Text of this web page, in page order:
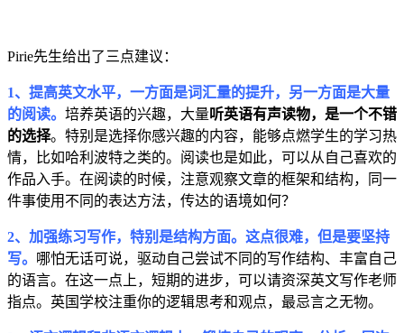
Pirie先生给出了三点建议：
1、 提高英文水平，一方面是词汇量的提升，另一方面是大量
的阅读。 培养英语的兴趣，大量听英语有声读物，是一个不错
的选择。特别是选择你感兴趣的内容，能够点燃学生的学习热
情，比如哈利波特之类的。阅读也是如此，可以从自己喜欢的
作品入手。在阅读的时候，注意观察文章的框架和结构，同一
件事使用不同的表达方法，传达的语境如何？
2、加强练习写作，特别是结构方面。这点很难，但是要坚持
写。 哪怕无话可说，驱动自己尝试不同的写作结构、丰富自己
的语言。在这一点上，短期的进步，可以请资深英文写作老师
指点。英国学校注重你的逻辑思考和观点，最忌言之无物。